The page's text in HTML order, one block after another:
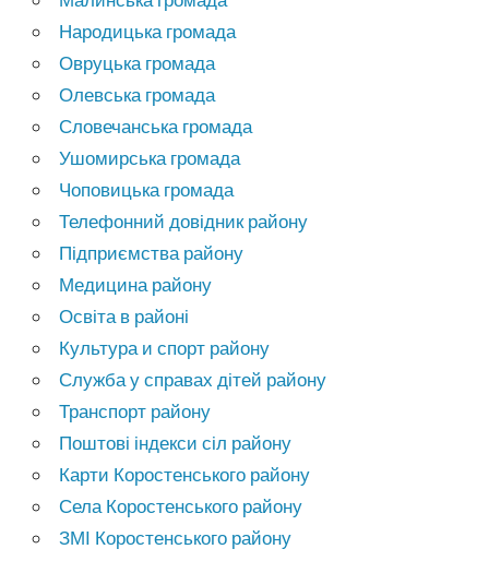
Народицька громада
Овруцька громада
Олевська громада
Словечанська громада
Ушомирська громада
Чоповицька громада
Телефонний довідник району
Підприємства району
Медицина району
Освіта в районі
Культура и спорт району
Служба у справах дітей району
Транспорт району
Поштові індекси сіл району
Карти Коростенського району
Села Коростенського району
ЗМІ Коростенського району